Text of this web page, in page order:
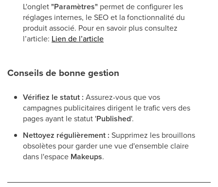
L'onglet"Paramètres" permet de configurer les
réglages internes, le SEO et la fonctionnalité du
produit associé. Pour en savoir plus consultez
l’article: Lien de l’article
Conseils de bonne gestion
Vérifiez le statut : Assurez-vous que vos
campagnes publicitaires dirigent le trafic vers des
pages ayant le statut 'Published'.
Nettoyez régulièrement : Supprimez les brouillons
obsolètes pour garder une vue d'ensemble claire
dans l'espace Makeups.